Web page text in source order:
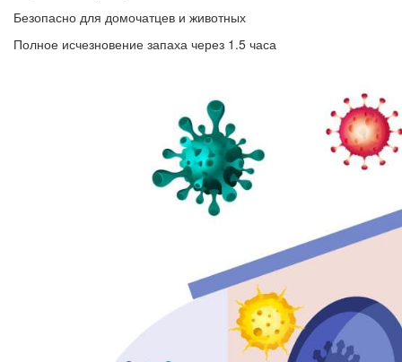
Безопасно для домочатцев и животных
Полное исчезновение запаха через 1.5 часа